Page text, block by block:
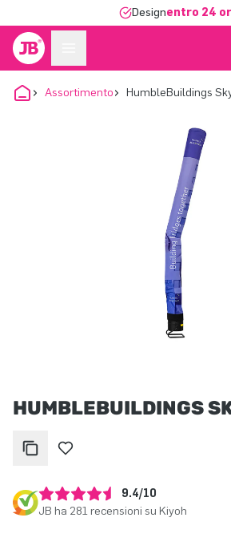
Designentro 24
Assortimento HumbleBuildings
HUMBLEBUILDINGS
9.4/10
JB ha 281 recensioni su Kiyoh